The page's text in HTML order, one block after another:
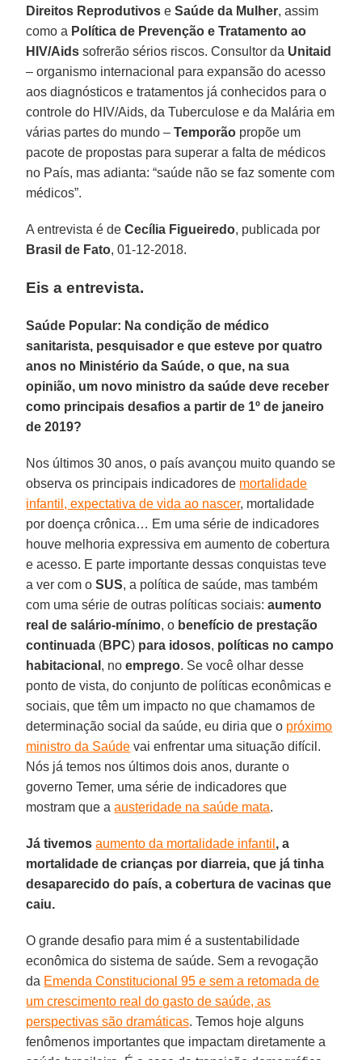
Direitos Reprodutivose Saúde da Mulher, assim
como a Política de Prevenção e Tratamento ao
HIV/Aids sofrerão sérios riscos. Consultor da Unitaid
– organismo internacional para expansão do acesso
aos diagnósticos e tratamentos já conhecidos para o
controle do HIV/Aids, da Tuberculose e da Malária em
várias partes do mundo –Temporão propõe um
pacote de propostas para superar a falta de médicos
no País, mas adianta: “saúde não se faz somente com
médicos”.
A entrevista é de Cecília Figueiredo, publicada por
Brasil de Fato, 01-12-2018.
Eis a entrevista.
Saúde Popular: Na condição de médico
sanitarista, pesquisador e que esteve por quatro
anos no Ministério da Saúde, o que, na sua
opinião, um novo ministro da saúde deve receber
como principais desafios a partir de 1º de janeiro
de 2019?
Nos últimos 30 anos, o país avançou muito quando se
observa os principais indicadores de mortalidade
infantil, expectativa de vida ao nascer, mortalidade
por doença crônica… Em uma série de indicadores
houve melhoria expressiva em aumento de cobertura
e acesso. E parte importante dessas conquistas teve
a ver com oSUS, a política de saúde, mas também
com uma série de outras políticas sociais:aumento
real de salário-mínimo, o benefício de prestação
continuada (BPC) para idosos, políticas no campo
habitacional , noemprego. Se você olhar desse
ponto de vista, do conjunto de políticas econômicas e
sociais, que têm um impacto no que chamamos de
determinação social da saúde, eu diria que o próximo
ministro da Saúde vai enfrentar uma situação difícil.
Nós já temos nos últimos dois anos, durante o
governo Temer, uma série de indicadores que
mostram que aausteridade na saúde mata.
Já tivemosaumento da mortalidade infantil , a
mortalidade de crianças por diarreia, que já tinha
desaparecido do país, a cobertura de vacinas que
caiu.
O grande desafio para mim é a sustentabilidade
econômica do sistema de saúde. Sem a revogação
da Emenda Constitucional 95 e sem a retomada de
um crescimento real do gasto de saúde, as
perspectivas são dramáticas. Temos hoje alguns
fenômenos importantes que impactam diretamente a